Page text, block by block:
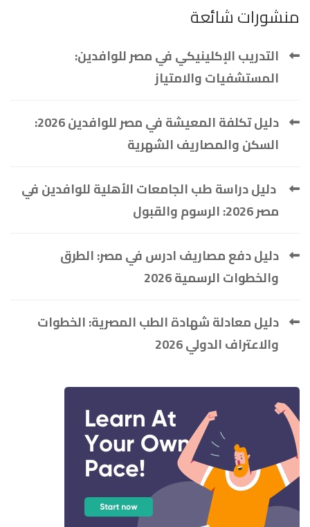
منشورات شائعة
التدريب الإكلينيكي في مصر للوافدين:
المستشفيات والامتياز
دليل تكلفة المعيشة في مصر للوافدين 2026:
السكن والمصاريف الشهرية
دليل دراسة طب الجامعات الأهلية للوافدين في
مصر 2026: الرسوم والقبول
دليل دفع مصاريف ادرس في مصر: الطرق
والخطوات الرسمية 2026
دليل معادلة شهادة الطب المصرية: الخطوات
والاعتراف الدولي 2026